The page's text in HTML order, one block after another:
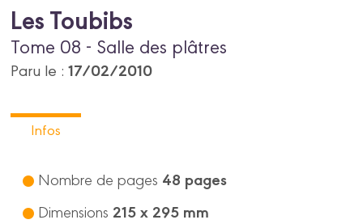
Les Toubibs
Tome 08 - Salle des plâtres
Paru le :17/02/2010
Infos
Nombre de pages 48 pages
Dimensions 215 x 295 mm